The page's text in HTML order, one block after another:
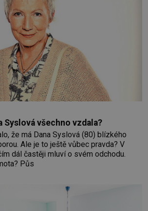
Syslová všechno vzdala?
že má Dana Syslová (80) blízkého
Ale je to ještě vůbec pravda? V
dál častěji mluví o svém odchodu.
Půs